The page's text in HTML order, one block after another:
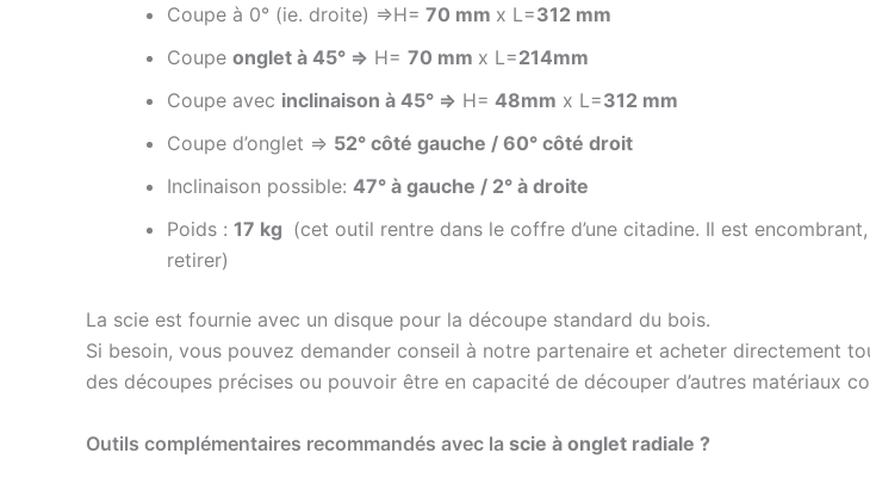
Coupe à 0° (ie. droite) =>H= 70 mm x L=312 mm
Coupe onglet à 45° => H= 70 mm x L=214mm
Coupe avec inclinaison à 45° => H= 48mm x L=312 mm
Coupe d’onglet => 52° côté gauche / 60° côté droit
Inclinaison possible: 47° à gauche / 2° à droite
Poids : 17 kg (cet outil rentre dans le coffre d’une citadine. Il est
retirer)
La scie est fournie avec un disque pour la découpe standard du bois.
Si besoin, vous pouvez demander conseil à notre partenaire et acheter directement
des découpes précises ou pouvoir être en capacité de découper d’autres matériaux
Outils complémentaires recommandés avec la scie à onglet radiale ?